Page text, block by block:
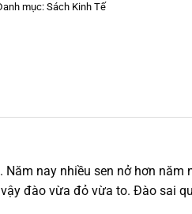
mục:Sách Kinh Tế
Năm nay nhiều sen nở hơn
đào vừa đỏ vừa to. Đào sai